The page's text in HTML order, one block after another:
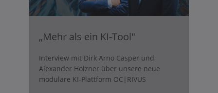
„Mehr als ein KI-Tool"
Interview mit Dirk Arno Casper und
Alexander Holzner über unsere neue
modulare KI-Plattform OC|RIVUS